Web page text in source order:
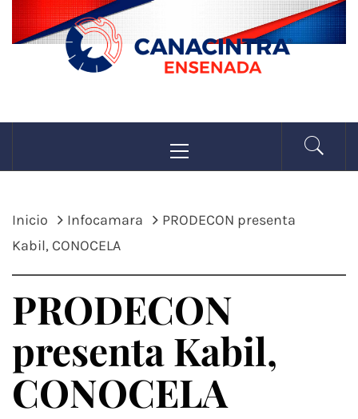
Saltar
contenido
CANACINTRA
ENSENADA
principal
Inicio Infocamara
PRODECON presenta
Kabil, CONOCELA
PRODECON
presenta Kabil,
CONOCELA